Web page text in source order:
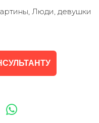
искусствав
используют
и акриловые
произведений,
интерьеров
ресторанов,
, Люди, девушки